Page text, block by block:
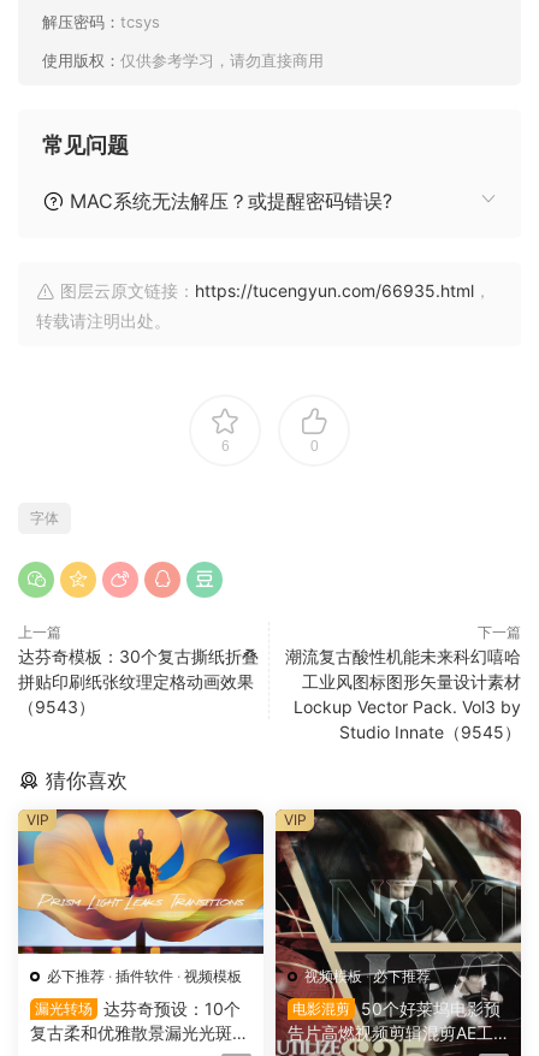
解压密码： tcsys
使用版权： 仅供参考学习，请勿直接商用
常见问题
MAC系统无法解压？或提醒密码错误?
图层云原文链接： https://tucengyun.com/66935.html ，
转载请注明出处。
6 0
字体
上一篇
达芬奇模板：30个复古撕纸折叠
拼贴印刷纸张纹理定格动画效果
（9543）
下一篇
潮流复古酸性机能未来科幻嘻哈
工业风图标图形矢量设计素材
Lockup Vector Pack. Vol3 by
Studio Innate（9545）
猜你喜欢
必下推荐 · 插件软件 · 视频模板
漏光转场 达芬奇预设：10个
复古柔和优雅散景漏光光斑划
VIP
视频模板·必下推荐
电影混剪
50个好莱坞电影预
告片高燃视频剪辑混剪AE工
VIP